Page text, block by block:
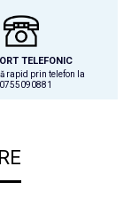
TELEFONIC
rapid prin telefon la
0755090881